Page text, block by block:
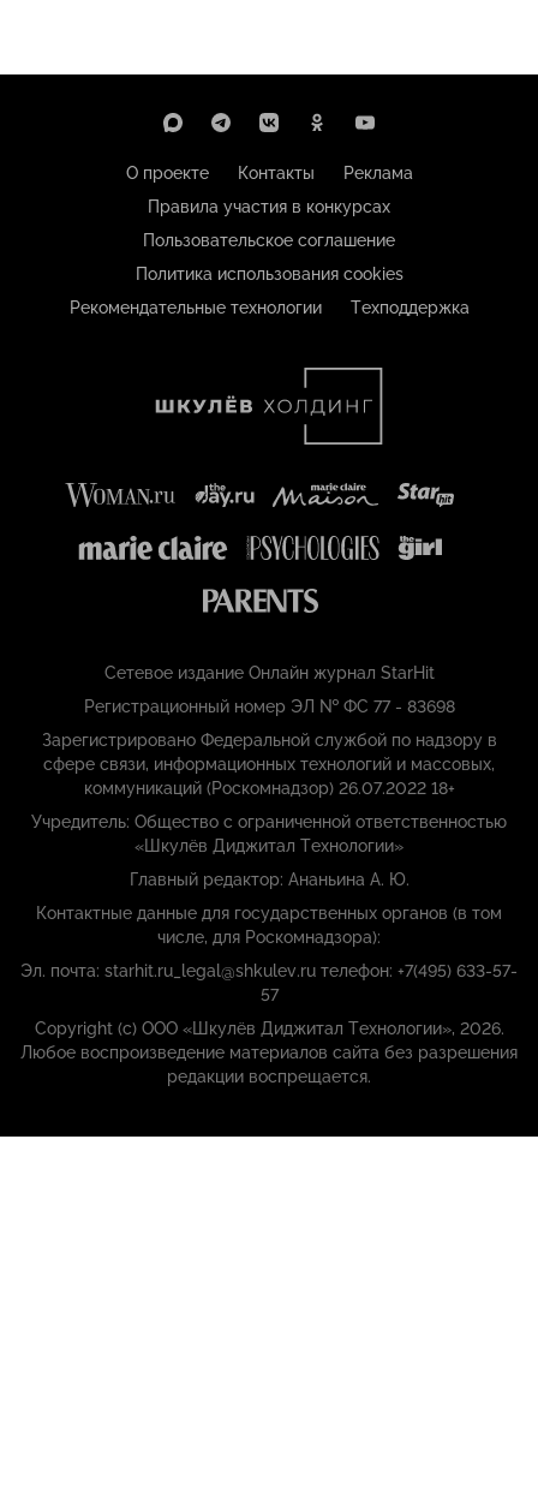
О проекте Контакты
Реклама
Правила участия в конкурсах
Пользовательское соглашение
Политика использования cookies
Рекомендательные технологии
Техподдержка
Сетевое издание Онлайн журнал StarHit
Регистрационный номер ЭЛ № ФС 77 - 83698
Зарегистрировано Федеральной службой по надзору в
сфере связи, информационных технологий и массовых,
коммуникаций (Роскомнадзор) 26.07.2022 18+
Учредитель: Общество с ограниченной ответственностью
«Шкулёв Диджитал Технологии»
Главный редактор: Ананьина А. Ю.
Контактные данные для государственных органов (в том
числе, для Роскомнадзора):
Эл. почта: starhit.ru_legal@shkulev.ru телефон: +7(495) 633-57-
57
Copyright (с) ООО «Шкулёв Диджитал Технологии», 2026.
Любое воспроизведение материалов сайта без разрешения
редакции воспрещается.